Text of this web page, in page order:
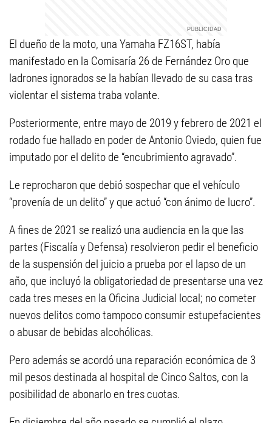
El dueño de la moto, una Yamaha FZ16ST, había
manifestado en la Comisaría 26 de Fernández Oro que
ladrones ignorados se la habían llevado de su casa tras
violentar el sistema traba volante.
Posteriormente, entre mayo de 2019 y febrero de 2021 el
rodado fue hallado en poder de Antonio Oviedo, quien fue
imputado por el delito de “encubrimiento agravado”.
Le reprocharon que debió sospechar que el vehículo
“provenía de un delito” y que actuó “con ánimo de lucro”.
A fines de 2021 se realizó una audiencia en la que las
partes (Fiscalía y Defensa) resolvieron pedir el beneficio
de la suspensión del juicio a prueba por el lapso de un
año, que incluyó la obligatoriedad de presentarse una vez
cada tres meses en la Oficina Judicial local; no cometer
nuevos delitos como tampoco consumir estupefacientes
o abusar de bebidas alcohólicas.
Pero además se acordó una reparación económica de 3
mil pesos destinada al hospital de Cinco Saltos, con la
posibilidad de abonarlo en tres cuotas.